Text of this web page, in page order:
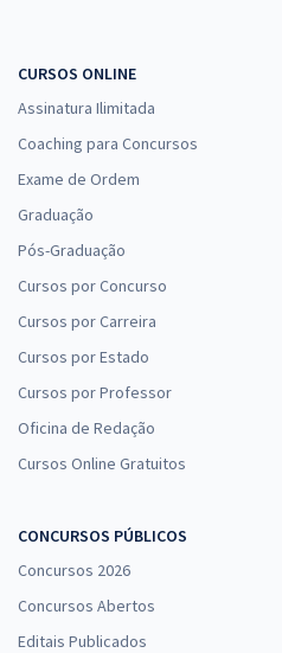
CURSOS ONLINE
Assinatura Ilimitada
Coaching para Concursos
Exame de Ordem
Graduação
Pós-Graduação
Cursos por Concurso
Cursos por Carreira
Cursos por Estado
Cursos por Professor
Oficina de Redação
Cursos Online Gratuitos
CONCURSOS PÚBLICOS
Concursos 2026
Concursos Abertos
Editais Publicados